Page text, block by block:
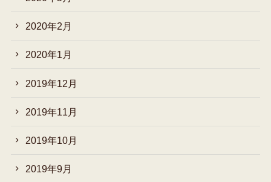
2020年2月
2020年1月
2019年12月
2019年11月
2019年10月
2019年9月